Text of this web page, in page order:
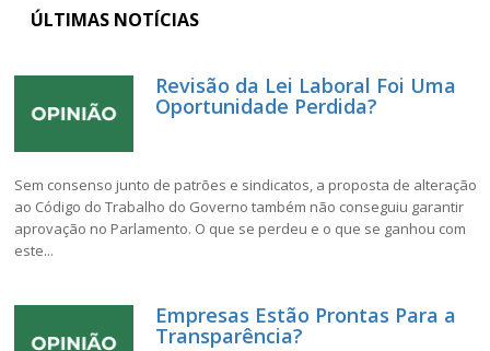
ÚLTIMAS NOTÍCIAS
Revisão da Lei Laboral Foi Uma
Oportunidade Perdida?
Sem consenso junto de patrões e sindicatos, a proposta de alteração
ao Código do Trabalho do Governo também não conseguiu garantir
aprovação no Parlamento. O que se perdeu e o que se ganhou com
este...
Empresas Estão Prontas Para a
Transparência?